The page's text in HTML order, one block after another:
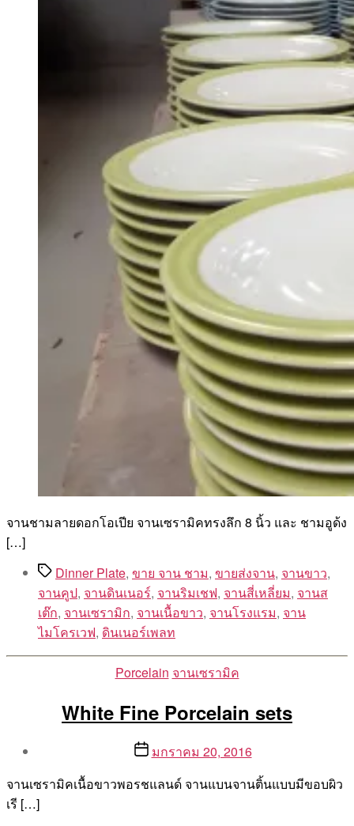
จานชามลายดอกโอเปีย จานเซรามิคทรงลึก 8 นิ้ว และ ชามอูด้ง
[…]
TagsDinner Plate, ขาย จาน ชาม, ขายส่งจาน, จานขาว,
จานคูป, จานดินเนอร์, จานริมเชฟ, จานสี่เหลี่ยม, จานส
เต๊ก, จานเซรามิก, จานเนื้อขาว, จานโรงแรม, จาน
ไมโครเวฟ, ดินเนอร์เพลท
Categories
Porcelain จานเซรามิค
White Fine Porcelain sets
Aea
Postมกราคม 20, 2016
จานเซรามิคเนื้อขาวพอรชแลนด์ จานแบนจานติ้นแบบมีขอบผิว
เรี […]